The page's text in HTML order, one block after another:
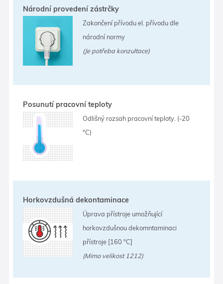
Národní provedení zástrčky
Zakončení přívodu el. přívodu dle
národní normy
(Je potřeba konzultace)
Posunutí pracovní teploty
Odlišný rozsah pracovní teploty. (-20
°C)
Horkovzdušná dekontaminace
Úprava přístroje umožňující
horkovzdušnou dekomntaminaci
přístroje [160 °C]
(Mimo velikost 1212)